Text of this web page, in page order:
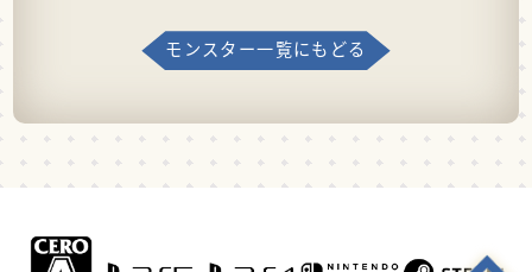
モンスター一覧にもどる